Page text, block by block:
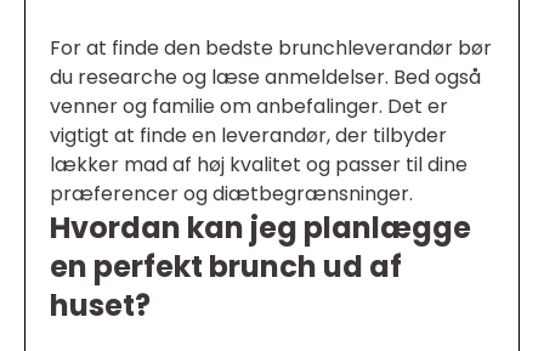
For at finde den bedste brunchleverandør bør
du researche og læse anmeldelser. Bed også
venner og familie om anbefalinger. Det er
vigtigt at finde en leverandør, der tilbyder
lækker mad af høj kvalitet og passer til dine
præferencer og diætbegrænsninger.
Hvordan kan jeg planlægge
en perfekt brunch ud af
huset?